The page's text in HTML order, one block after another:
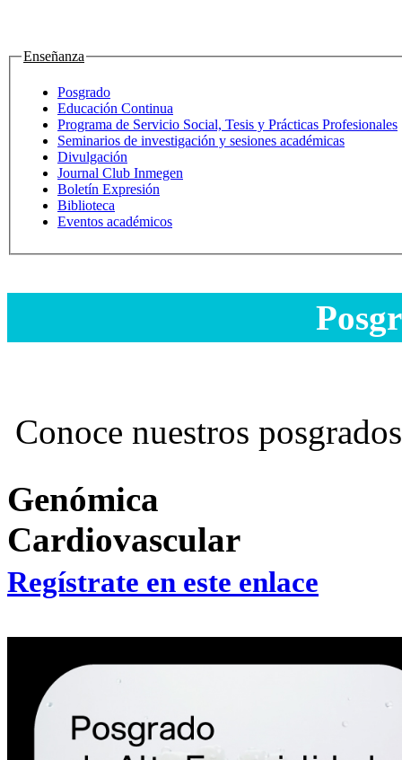
Enseñanza
Posgrado
Educación Continua
Programa de Servicio Social, Tesis y Prácticas Profesionales
Seminarios de investigación y sesiones académicas
Divulgación
Journal Club Inmegen
Boletín Expresión
Biblioteca
Eventos académicos
Conoce nuestros
Genómica
Cardiovascular
Regístrate en este enlace